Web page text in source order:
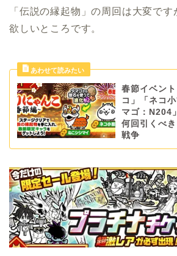
「伝説の縁起物」の周回は大変で
欲しいところです。
春節イベン
コ」「ネコ
マゴ：N204
何回引くべ
戦争